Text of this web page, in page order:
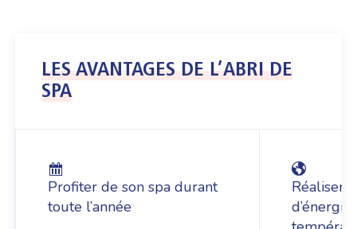
LES AVANTAGES DE L’ABRI DE
SPA
Profiter de son spa durant
toute l’année
Réaliser